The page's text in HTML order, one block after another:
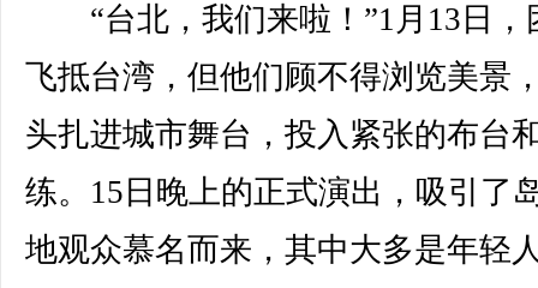
“台北，我们来啦！”1月13日，
飞抵台湾，但他们顾不得浏览美景
头扎进城市舞台，投入紧张的布台
练。15日晚上的正式演出，吸引了
地观众慕名而来，其中大多是年轻